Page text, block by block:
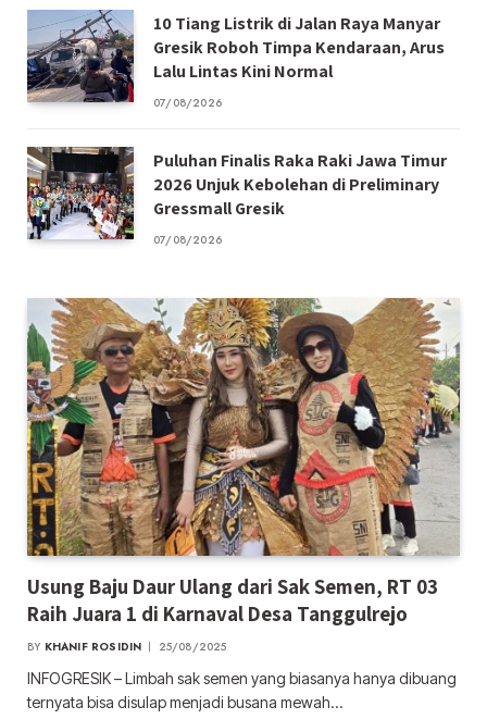
10 Tiang Listrik di Jalan Raya Manyar
Gresik Roboh Timpa Kendaraan, Arus
Lalu Lintas Kini Normal
07/08/2026
Puluhan Finalis Raka Raki Jawa Timur
2026 Unjuk Kebolehan di Preliminary
Gressmall Gresik
07/08/2026
Usung Baju Daur Ulang dari Sak Semen, RT 03
Raih Juara 1 di Karnaval Desa Tanggulrejo
BY KHANIF ROSIDIN 25/08/2025
INFOGRESIK – Limbah sak semen yang biasanya hanya dibuang
ternyata bisa disulap menjadi busana mewah…